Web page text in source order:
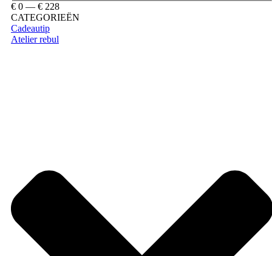
€ 0 — € 228
CATEGORIEËN
Cadeautip
Atelier rebul